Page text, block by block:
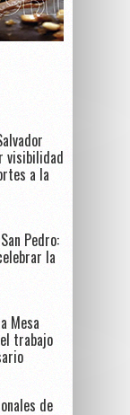
visibilidad
a la
Pedro:
la
Mesa
trabajo
de